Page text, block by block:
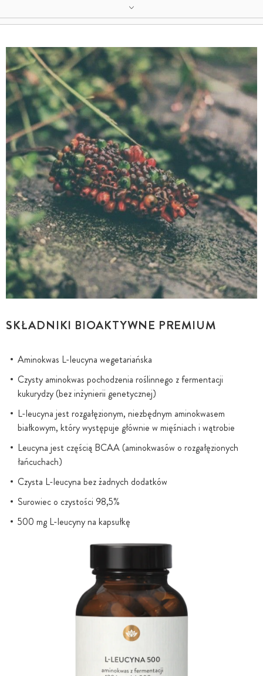
SKŁADNIKI BIOAKTYWNE PREMIUM
Aminokwas L-leucyna wegetariańska
Czysty aminokwas pochodzenia roślinnego z fermentacji
kukurydzy (bez inżynierii genetycznej)
L-leucyna jest rozgałęzionym, niezbędnym aminokwasem
białkowym, który występuje głównie w mięśniach i wątrobie
Leucyna jest częścią BCAA (aminokwasów o rozgałęzionych
łańcuchach)
Czysta L-leucyna bez żadnych dodatków
Surowiec o czystości 98,5%
500 mg L-leucyny na kapsułkę